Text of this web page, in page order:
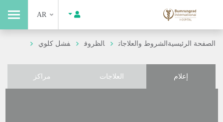
AR
الصفحة الرئيسيةالشروط والعلاجات الظروف فشل كلوي
إعلام العلاجات مراكز